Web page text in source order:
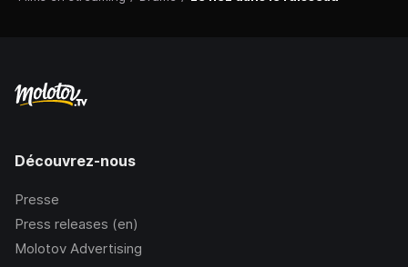
Découvrez-nous
Presse
Press releases (en)
Molotov Advertising